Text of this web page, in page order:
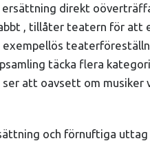
direkt
, tillåter teatern för
täcka flera
att oavsett om
och förnuftiga